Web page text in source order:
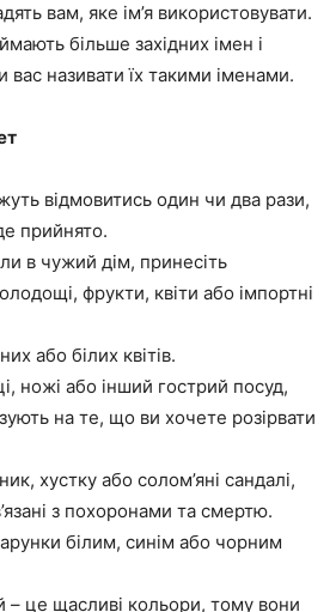
вам, яке ім’я використовувати.
більше західних імен і
називати їх такими іменами.
відмовитись один чи два рази,
прийнято.
в чужий дім, принесіть
фрукти, квіти або імпортні
або білих квітів.
ножі або інший гострий посуд,
на те, що ви хочете розірвати
хустку або солом’яні сандалі,
з похоронами та смертю.
білим, синім або чорним
– це щасливі кольори, тому вони